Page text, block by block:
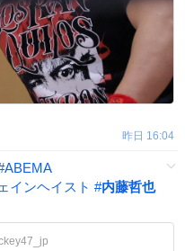
昨日 16:04
ABEMA
インヘイスト #内藤哲也